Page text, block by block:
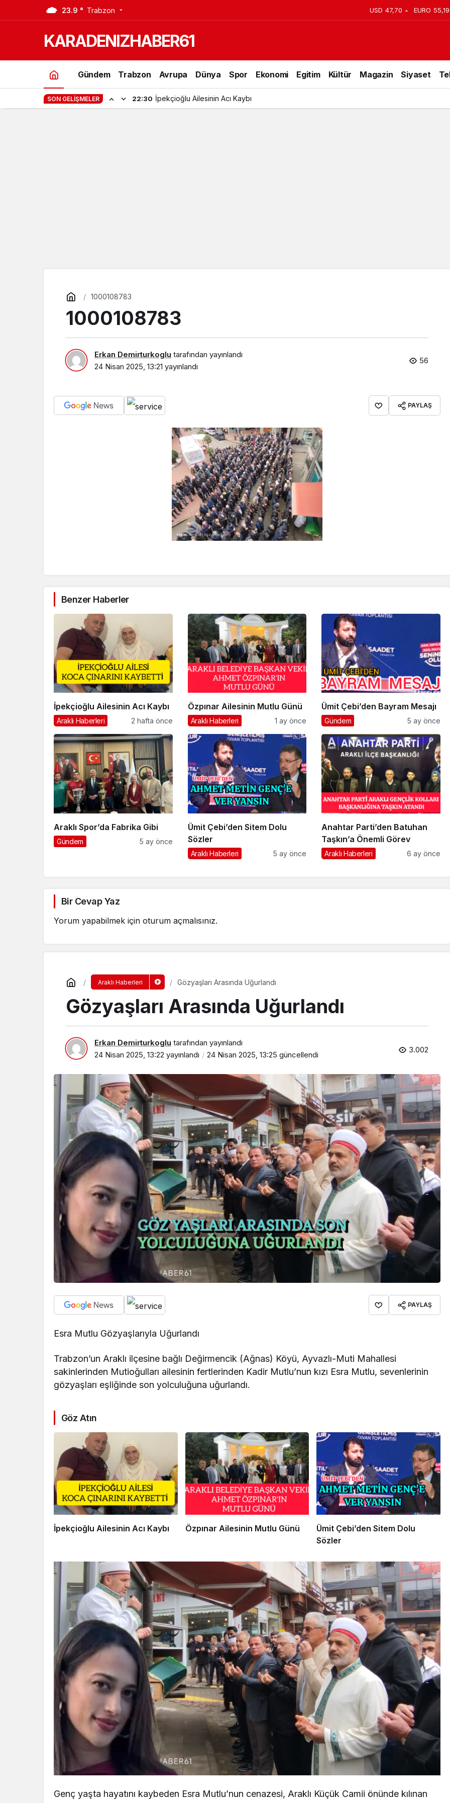
23.9 ° Trabzon USD 47,70 EURO 55,19
KARADENIZHABER61
Gündem Trabzon Avrupa Dünya Spor Ekonomi Egitim Kültür Magazin Siyaset
SON GELIŞMELER 22:51 Özpınar Ailesinin Mutlu Günü
1000108783
1000108783
Erkan Demirturkoglu tarafından yayınlandı
24 Nisan 2025, 13:21 yayınlandı
56
PAYLAŞ
Benzer Haberler
İpekçioğlu Ailesinin Acı Kaybı
Araklı Haberleri 2 hafta önce
Özpınar Ailesinin Mutlu Günü
Araklı Haberleri 1 ay önce
Ümit Çebi’den Bayram Mesajı
Gündem 5 ay önce
Araklı Spor’da Fabrika Gibi
Gündem 5 ay önce
Ümit Çebi’den Sitem Dolu
Sözler
Araklı Haberleri 5 ay önce
Anahtar Parti’den Batuhan
Taşkın’a Önemli Görev
Araklı Haberleri 6 ay önce
Bir Cevap Yaz
Yorum yapabilmek için oturum açmalısınız.
Araklı Haberleri
İpekçioğlu Ailesinin Acı
Kaybı
Araklı Haberleri Gözyaşları Arasında Uğurlandı
Gözyaşları Arasında Uğurlandı
Erkan Demirturkoglu tarafından yayınlandı
24 Nisan 2025, 13:22 yayınlandı 24 Nisan 2025, 13:25 güncellendi 3.002
PAYLAŞ
Esra Mutlu Gözyaşlarıyla Uğurlandı
Trabzon’un Araklı ilçesine bağlı Değirmencik (Ağnas) Köyü, Ayvazlı-Muti Mahallesi
sakinlerinden Mutioğulları ailesinin fertlerinden Kadir Mutlu’nun kızı Esra Mutlu, sevenlerinin
gözyaşları eşliğinde son yolculuğuna uğurlandı.
Göz Atın
İpekçioğlu Ailesinin Acı Kaybı Özpınar Ailesinin Mutlu Günü
Ümit Çebi’den Sitem Dolu
Sözler
Genç yaşta hayatını kaybeden Esra Mutlu’nun cenazesi, Araklı Küçük Camii önünde kılınan
Gözyaşları Arasında Uğurlandı